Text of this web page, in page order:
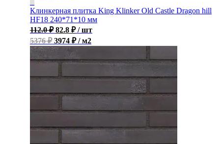
Клинкерная плитка King Klinker Old Castle Dragon hill
HF18 240*71*10 мм
112.0₽ 82.8 ₽ / шт
5376 ₽3974 ₽ / м2